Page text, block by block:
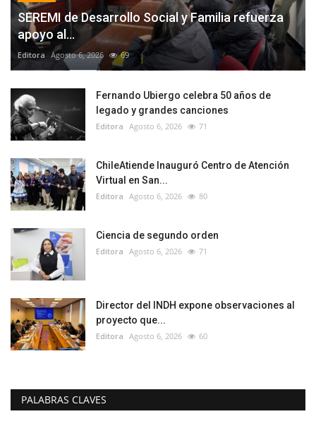
SEREMI de Desarrollo Social y Familia refuerza
apoyo al...
Editora Agosto 6, 2026 69
Fernando Ubiergo celebra 50 años de
legado y grandes canciones
Editora Agosto 6, 2026 71
ChileAtiende Inauguró Centro de Atención
Virtual en San...
Editora Agosto 6, 2026 80
Ciencia de segundo orden
Editora Agosto 6, 2026 71
Director del INDH expone observaciones al
proyecto que...
Editora Agosto 6, 2026 60
PALABRAS CLAVES